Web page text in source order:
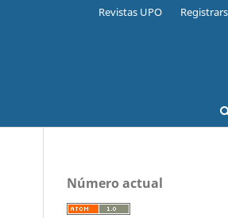
Revistas UPO
Número actual